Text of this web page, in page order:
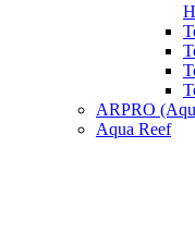
ARPRO
Aqua Reef